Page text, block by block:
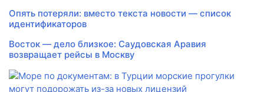
Опять потеряли: вместо текста новости — список
идентификаторов
Восток — дело близкое: Саудовская Аравия
возвращает рейсы в Москву